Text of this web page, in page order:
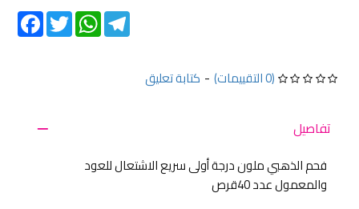
(0 التقييمات) - كتابة تعليق
Twitter
WhatsAppTelegram
تفاصيل
فحم الذهبي ملون درجة أولى سريع الاشتعال للعود
والمعمول عدد 40قرص